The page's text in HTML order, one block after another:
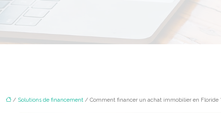
/ Solutions de financement / Comment financer un achat immobilier en Floride